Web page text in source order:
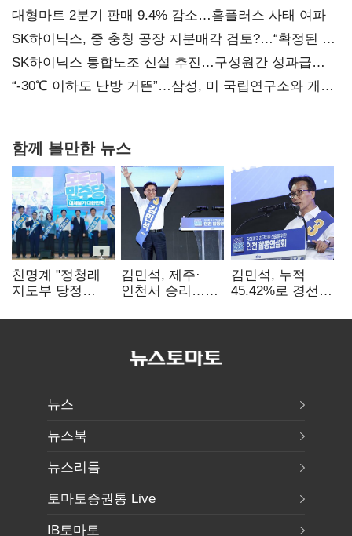
대형마트 2분기 판매 9.4% 감소…홈플러스 사태 여파
SK하이닉스, 중 충칭 공장 지분매각 검토?…“확정된 바
없어”
SK하이닉스 통합노조 신설 추진…구성원간 성과급
불만 확산
“-30℃ 이하도 난방 거뜬”…삼성, 미 국립연구소와 개발
함께 볼만한 뉴스
친명계 "정청래
지도부 당정
"신천지 오물
김민석, 제주·
인천서 승리…
탈환'(종합)
김민석, 누적
45.42%로 경선
격차
뉴스
뉴스북
뉴스리듬
토마토증권통 Live
IB토마토